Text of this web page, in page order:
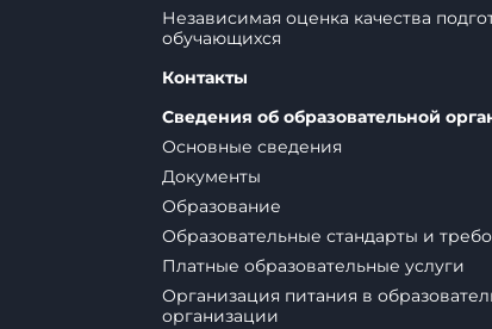
Независимая оценка качества
обучающихся
Контакты
Сведения об образовательной
Основные сведения
Документы
Образование
Образовательные стандарты и
Платные образовательные услуги
Организация питания в
организации